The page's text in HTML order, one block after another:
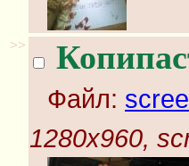
>>
Файл:
1280x960,